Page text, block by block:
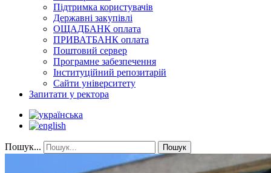
Підтримка користувачів
Державні закупівлі
ОЩАДБАНК оплата
ПРИВАТБАНК оплата
Поштовий сервер
Програмне забезпечення
Інституційний репозитарій
Сайти університету
Запитати у ректора
Пошук... Пошук